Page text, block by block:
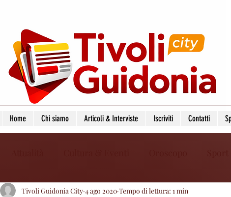
Home Chi siamo Articoli & Interviste Iscriviti Contatti
Tivoli Guidonia City 4 ago 2020 Tempo di lettura: 1 min